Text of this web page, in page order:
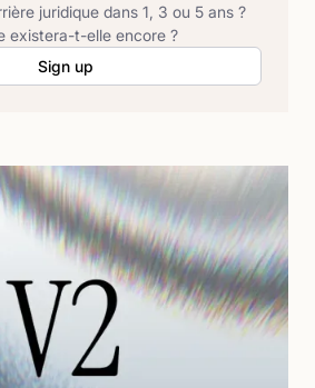
juridique dans 1, 3 ou 5 ans ?
existera-t-elle encore ?
Sign up